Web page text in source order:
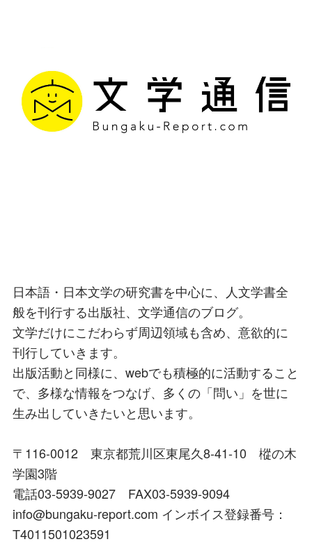
日本語・日本文学の研究書を中心に、人文学書全
般を刊行する出版社、文学通信のブログ。
文学だけにこだわらず周辺領域も含め、意欲的に
刊行していきます。
出版活動と同様に、webでも積極的に活動すること
で、多様な情報をつなげ、多くの「問い」を世に
生み出していきたいと思います。
〒116-0012 東京都荒川区東尾久8-41-10 樅の木
学園3階
電話03-5939-9027 FAX03-5939-9094
info@bungaku-report.com インボイス登録番号：
T4011501023591